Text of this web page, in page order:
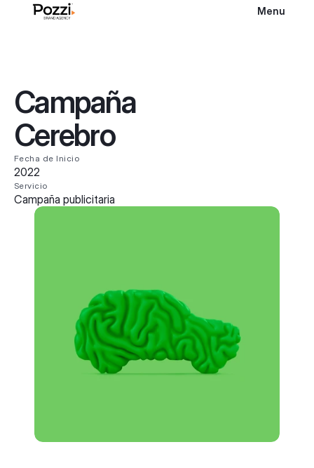
Menu
Campaña
Cerebro
Fecha de Inicio
2022
Servicio
Campaña publicitaria